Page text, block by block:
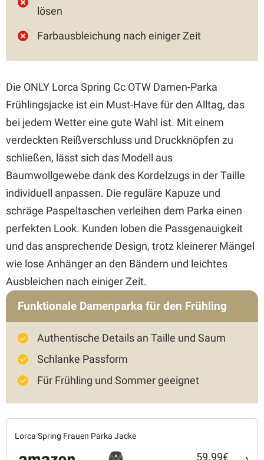
lösen
Farbausbleichung nach einiger Zeit
Die ONLY Lorca Spring Cc OTW Damen-Parka
Frühlingsjacke ist ein Must-Have für den Alltag, das
bei jedem Wetter eine gute Wahl ist. Mit einem
verdeckten Reißverschluss und Druckknöpfen zu
schließen, lässt sich das Modell aus
Baumwollgewebe dank des Kordelzugs in der Taille
individuell anpassen. Die reguläre Kapuze und
schräge Paspeltaschen verleihen dem Parka einen
perfekten Look. Kunden loben die Passgenauigkeit
und das ansprechende Design, trotz kleinerer Mängel
wie lose Anhänger an den Bändern und leichtes
Ausbleichen nach einiger Zeit.
Funktionale Damenparka für den Frühling
Authentische Details an Taille und Saum
Schlanke Passform
Für Frühling und Sommer geeignet
Lorca Spring Frauen Parka Jacke
59.99€